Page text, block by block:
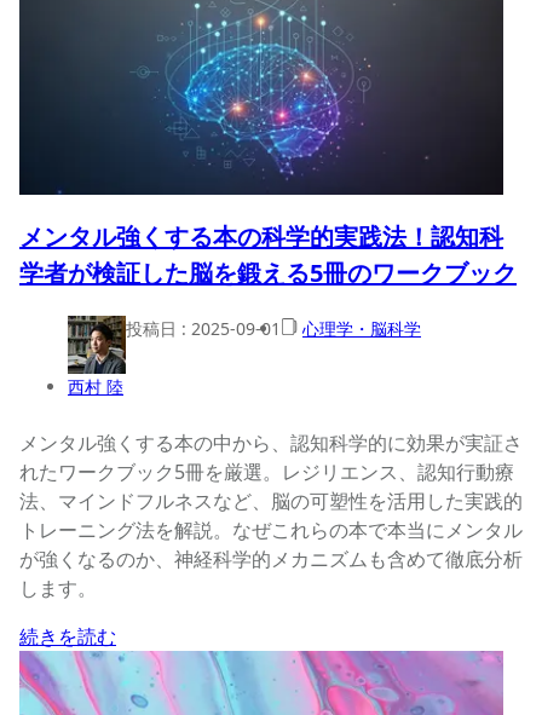
メンタル強くする本の科学的実践法！認知科
学者が検証した脳を鍛える5冊のワークブック
西村 陸
投稿日 : 2025-09-01 心理学・脳科学
メンタル強くする本の中から、認知科学的に効果が実証さ
れたワークブック5冊を厳選。レジリエンス、認知行動療
法、マインドフルネスなど、脳の可塑性を活用した実践的
トレーニング法を解説。なぜこれらの本で本当にメンタル
が強くなるのか、神経科学的メカニズムも含めて徹底分析
します。
続きを読む